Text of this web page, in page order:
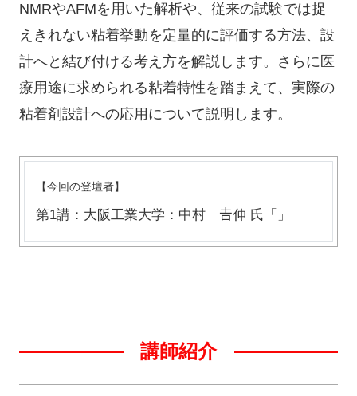
NMRやAFMを用いた解析や、従来の試験では捉
えきれない粘着挙動を定量的に評価する方法、設
計へと結び付ける考え方を解説します。さらに医
療用途に求められる粘着特性を踏まえて、実際の
粘着剤設計への応用について説明します。
【今回の登壇者】
第1講：大阪工業大学：中村 𠮷伸 氏「」
講師紹介